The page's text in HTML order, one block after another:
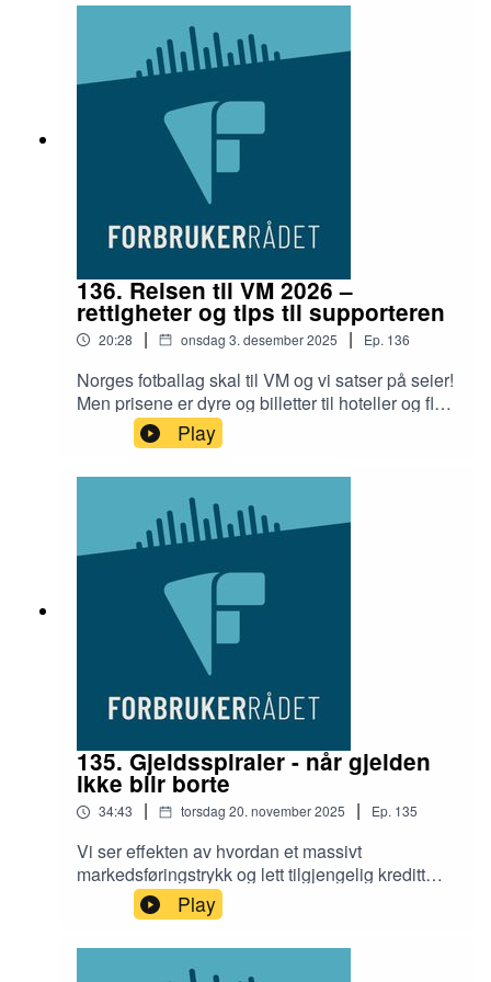
videospillmord, lootbokser og hva som rører seg i
det europeiske spilluniverset.I studio hører du
fagsjef i Forbrukerrådet, Thomas Iversen,
seniorrådgiver Ailo Krogh Ravna, og
programleder, Maren Van Burden Struksnæs.
136. Reisen til VM 2026 –
rettigheter og tips til supporteren
20:28 | onsdag 3. desember 2025 | Ep. 136
Norges fotballag skal til VM og vi satser på seier!
Men prisene er dyre og billetter til hoteller og fly
går raskt. Hva bør du tenke på for å unngå rødt
kort i lommeboken på vei til fotball VM 2026?I
studio hører du fagsjef, Thomas Iversen, og
programleder, Helen Mehammer.
Play
135. Gjeldsspiraler - når gjelden
ikke blir borte
34:43 | torsdag 20. november 2025 | Ep. 135
Vi ser effekten av hvordan et massivt
markedsføringstrykk og lett tilgjengelig kreditt
påvirker hverandre.Når mange små kjøp plutselig
blir vanskelig å betale kan dette være starten på
en gjeldsspiral for flere. Tingene blir heller ikke
enklere av å bli påminnet om handlekurven på
Play